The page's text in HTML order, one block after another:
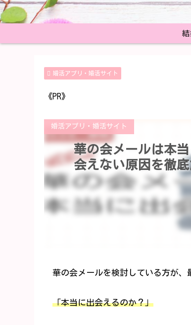
婚活アプリ・婚活サイト
華の会メールは本
会えない原因を徹
《PR》
婚活アプリ・婚活サイト
華の会メールを検討している方が
「本当に出会えるのか？」